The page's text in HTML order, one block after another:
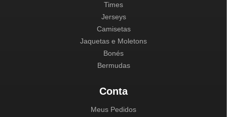
Times
Jerseys
Camisetas
Jaquetas e Moletons
Bonés
Bermudas
Conta
Meus Pedidos